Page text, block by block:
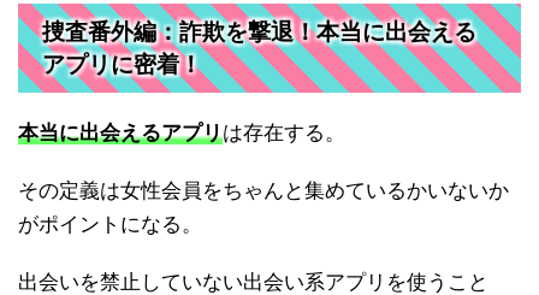
捜査番外編：詐欺を撃退！本当に出会える
アプリに密着！
本当に出会えるアプリは存在する。
その定義は女性会員をちゃんと集めているかいないか
がポイントになる。
出会いを禁止していない出会い系アプリを使うこと